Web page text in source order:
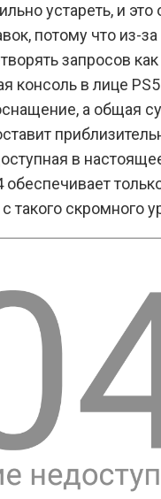
устареть, и
потому что из-за
запросов
консоль в лице
а общая
в
обеспечивает
такого скромного